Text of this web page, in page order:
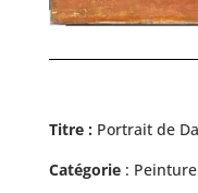
Titre : Portrait de
Catégorie: Peinture